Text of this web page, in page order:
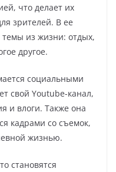
что делает их
зрителей. В ее
из жизни: отдых,
другое.
социальными
свой Youtube-канал,
и влоги. Также она
кадрами со съемок,
жизнью.
становятся